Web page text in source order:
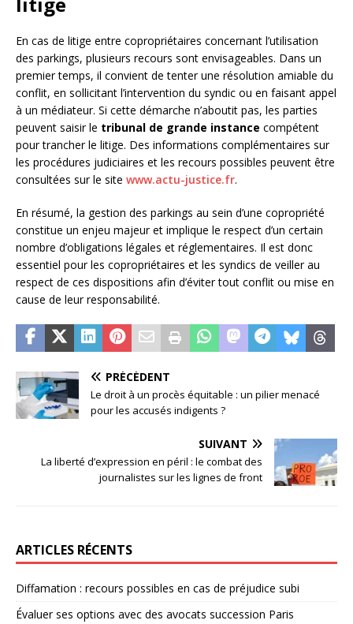
En cas de litige entre copropriétaires concernant l’utilisation
des parkings, plusieurs recours sont envisageables. Dans un
premier temps, il convient de tenter une résolution amiable du
conflit, en sollicitant l’intervention du syndic ou en faisant appel
à un médiateur. Si cette démarche n’aboutit pas, les parties
peuvent saisir le tribunal de grande instance compétent
pour trancher le litige. Des informations complémentaires sur
les procédures judiciaires et les recours possibles peuvent être
consultées sur le site www.actu-justice.fr.
En résumé, la gestion des parkings au sein d’une copropriété
constitue un enjeu majeur et implique le respect d’un certain
nombre d’obligations légales et réglementaires. Il est donc
essentiel pour les copropriétaires et les syndics de veiller au
respect de ces dispositions afin d’éviter tout conflit ou mise en
cause de leur responsabilité.
PRÉCÉDENT
Le droit à un procès équitable : un pilier menacé
pour les accusés indigents ?
SUIVANT
La liberté d’expression en péril : le combat des
journalistes sur les lignes de front
ARTICLES RÉCENTS
Diffamation : recours possibles en cas de préjudice subi
Évaluer ses options avec des avocats succession Paris